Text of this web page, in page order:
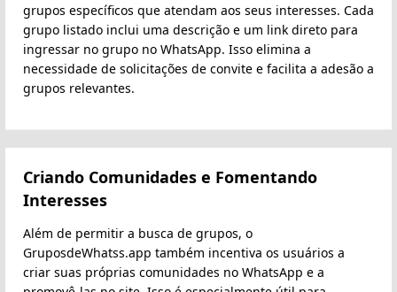
grupos específicos que atendam aos seus interesses. Cada
grupo listado inclui uma descrição e um link direto para
ingressar no grupo no WhatsApp. Isso elimina a
necessidade de solicitações de convite e facilita a adesão a
grupos relevantes.
Criando Comunidades e Fomentando
Interesses
Além de permitir a busca de grupos, o
GruposdeWhatss.app também incentiva os usuários a
criar suas próprias comunidades no WhatsApp e a